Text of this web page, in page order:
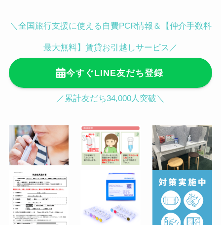
●渋谷駅ハチ公前からの行き方（徒歩
2分）
JR渋谷駅「ハチ公口」から降りてス
クランブル交差点をTSUTAYAの左脇
に続くセンター街入口をまっすぐ進み
ます
白金台駅徒歩3分／目黒駅徒歩12分
査所（千代田区）
〒102-0093 東京都千代田区平河町１
町皮ふ科・形成外科クリニック内）
麹町駅徒歩３分／半蔵門駅徒歩４分／
永田町駅徒歩５分
＼全国旅行支援に使える自費PCR情報＆【仲介手数料
最大無料】賃貸お引越しサービス／
今すぐLINE友だち登録
／累計友だち34,000人突破＼